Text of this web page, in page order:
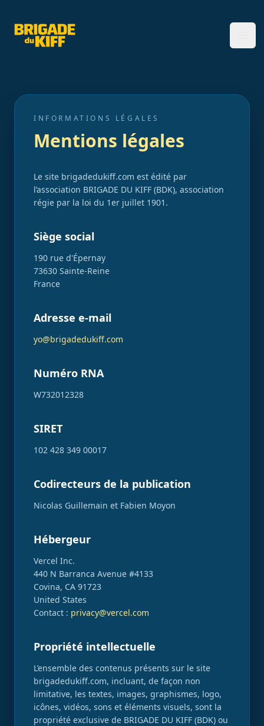
Brigade du Kiff
INFORMATIONS LÉGALES
Mentions légales
Le site brigadedukiff.com est édité par
l’association BRIGADE DU KIFF (BDK), association
régie par la loi du 1er juillet 1901.
Siège social
190 rue d'Épernay
73630 Sainte-Reine
France
Adresse e-mail
yo@brigadedukiff.com
Numéro RNA
W732012328
SIRET
102 428 349 00017
Codirecteurs de la publication
Nicolas Guillemain et Fabien Moyon
Hébergeur
Vercel Inc.
440 N Barranca Avenue #4133
Covina, CA 91723
United States
Contact : privacy@vercel.com
Propriété intellectuelle
L’ensemble des contenus présents sur le site
brigadedukiff.com, incluant, de façon non
limitative, les textes, images, graphismes, logo,
icônes, vidéos, sons et éléments visuels, sont la
propriété exclusive de BRIGADE DU KIFF (BDK) ou